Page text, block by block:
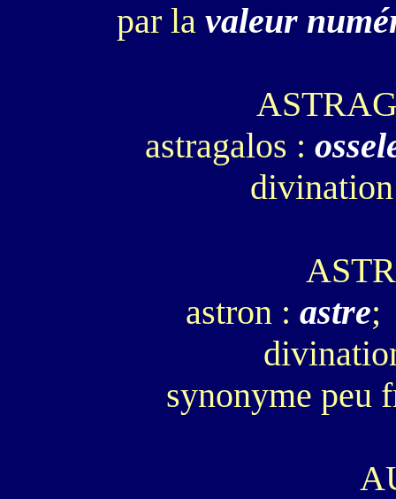
par la valeur
astragalos :
astron : astre;
synonyme peu